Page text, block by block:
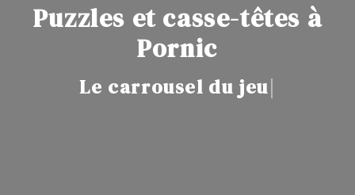
Puzzles et casse-têtes à
Pornic
Le carrousel du jeu